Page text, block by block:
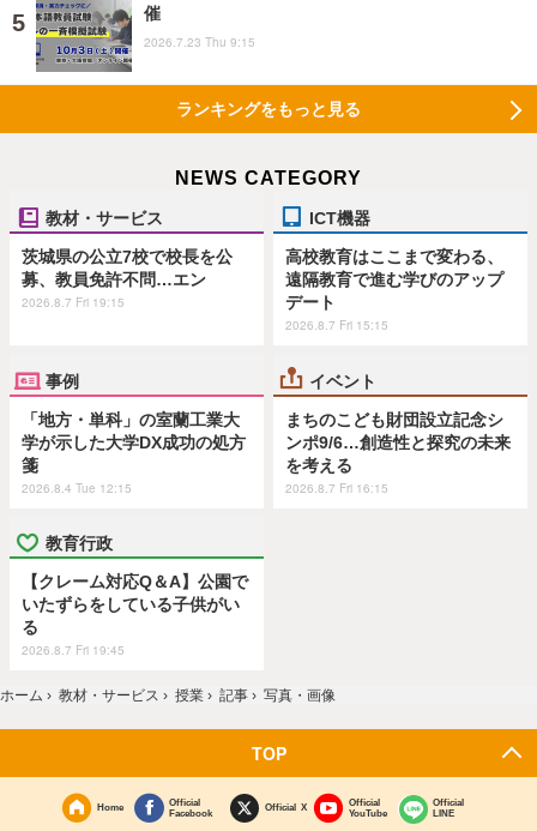
催
2026.7.23 Thu 9:15
ランキングをもっと見る
NEWS CATEGORY
教材・サービス
茨城県の公立7校で校長を公
募、教員免許不問…エン
2026.8.7 Fri 19:15
ICT機器
高校教育はここまで変わる、
遠隔教育で進む学びのアップ
デート
2026.8.7 Fri 15:15
事例
「地方・単科」の室蘭工業大
学が示した大学DX成功の処方
箋
2026.8.4 Tue 12:15
イベント
まちのこども財団設立記念シ
ンポ9/6…創造性と探究の未来
を考える
2026.8.7 Fri 16:15
教育行政
【クレーム対応Q＆A】公園で
いたずらをしている子供がい
る
2026.8.7 Fri 19:45
ホーム › 教材・サービス › 授業 › 記事 › 写真・画像
TOP
Home
Official
Facebook
Official X
Official
YouTube
Official
LINE